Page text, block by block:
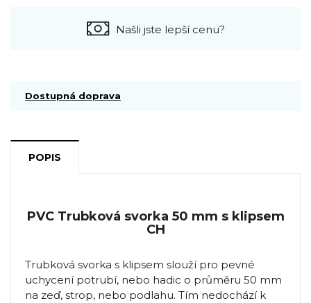
Našli jste lepší cenu?
Dostupná doprava
POPIS
PVC Trubková svorka 50 mm s klipsem
CH
Trubková svorka s klipsem slouží pro pevné
uchycení potrubí, nebo hadic o průměru 50 mm
na zeď, strop, nebo podlahu. Tím nedochází k